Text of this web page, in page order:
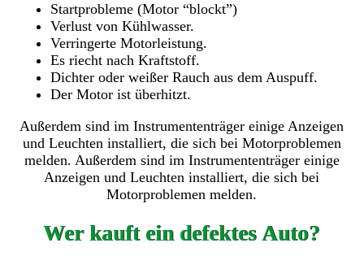
Startprobleme (Motor “blockt”)
Verlust von Kühlwasser.
Verringerte Motorleistung.
Es riecht nach Kraftstoff.
Dichter oder weißer Rauch aus dem Auspuff.
Der Motor ist überhitzt.
Außerdem sind im Instrumententräger einige Anzeigen
und Leuchten installiert, die sich bei Motorproblemen
melden. Außerdem sind im Instrumententräger einige
Anzeigen und Leuchten installiert, die sich bei
Motorproblemen melden.
Wer kauft ein defektes Auto?